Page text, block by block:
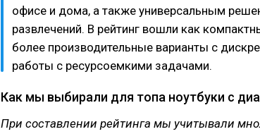
офисе и дома, а также универсальным
развлечений. В рейтинг вошли как
более производительные варианты с
работы с ресурсоемкими задачами.
Как мы выбирали для топа ноутбуки с
При составлении рейтинга мы учитывали